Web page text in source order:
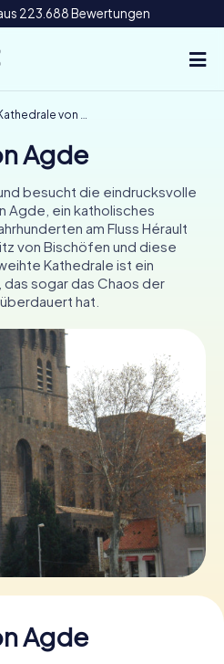
223.688 Bewertungen
CH
UK
IE
buchen
bestellen
von Agde
Agde
besucht die eindrucksvolle
Agde, ein katholisches
am Fluss Hérault
von Bischöfen und diese
Kathedrale ist ein
sogar das Chaos der
hat.
Agde